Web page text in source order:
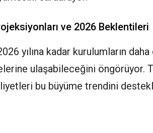
ve 2026 Beklentileri
yılına kadar kurulumların
ulaşabileceğini öngörüyor.
bu büyüme trendini